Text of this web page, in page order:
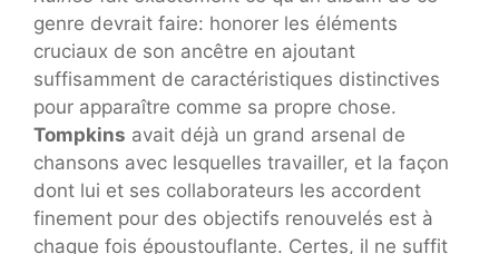
genre devrait faire: honorer les éléments
cruciaux de son ancêtre en ajoutant
suffisamment de caractéristiques distinctives
pour apparaître comme sa propre chose.
Tompkins avait déjà un grand arsenal de
chansons avec lesquelles travailler, et la façon
dont lui et ses collaborateurs les accordent
finement pour des objectifs renouvelés est à
chaque fois époustouflante. Certes, il ne suffit